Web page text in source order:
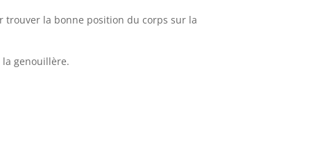
trouver la bonne position du corps sur la
genouillère.